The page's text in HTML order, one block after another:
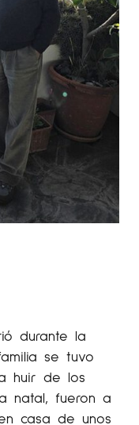
durante la
se tuvo
huir de los
natal, fueron a
casa de unos